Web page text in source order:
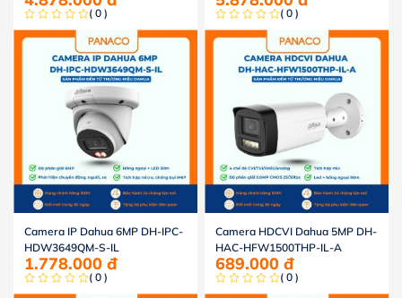
( 0 ) ( 0 )
Camera IP Dahua 6MP DH-IPC-
HDW3649QM-S-IL
1.778.000 đ
( 0 )
Camera HDCVI Dahua 5MP DH-
HAC-HFW1500THP-IL-A
689.000 đ
( 0 )